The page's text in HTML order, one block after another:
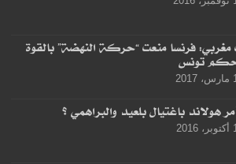
مغربي: فرنسا منعت “حركة النهضة” بالقوة
تونس
هولاند باغتيال بلعيد والبراهمي ؟